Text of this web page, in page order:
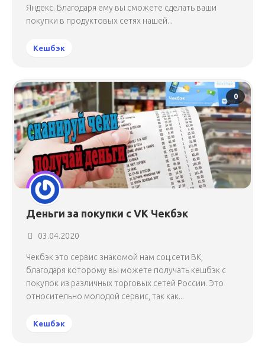
Яндекс. Благодаря ему вы сможете сделать ваши
покупки в продуктовых сетях нашей...
Кешбэк
0
Деньги за покупки с VK Чекбэк
03.04.2020
Чекбэк это сервис знакомой нам соц.сети ВК,
благодаря которому вы можете получать кешбэк с
покупок из различных торговых сетей России. Это
относительно молодой сервис, так как...
Кешбэк